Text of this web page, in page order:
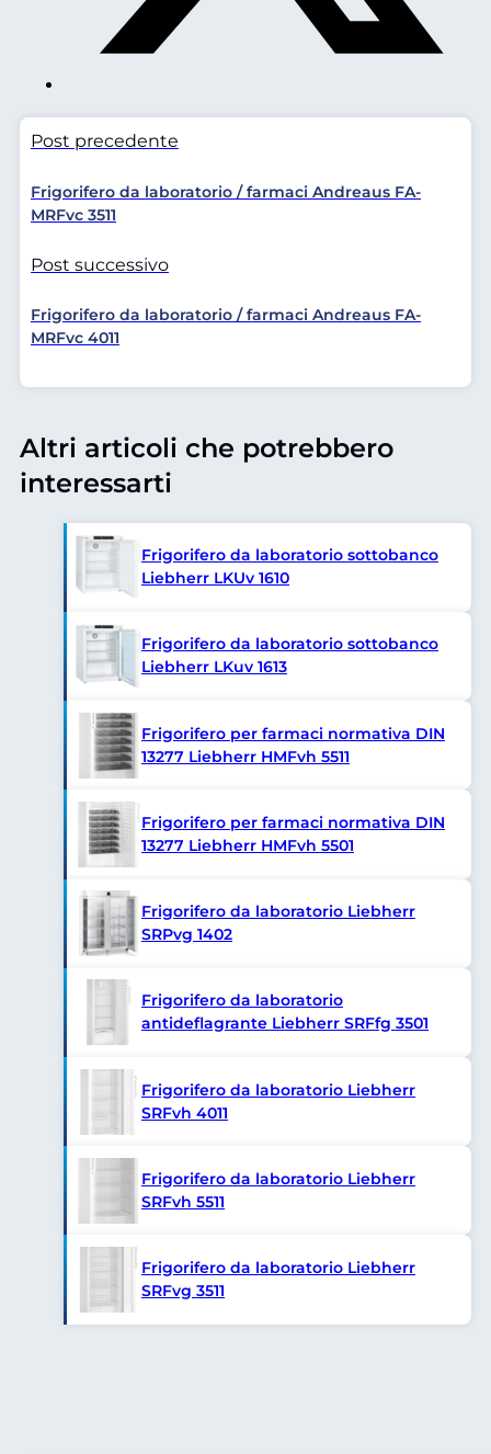
Post precedente
Frigorifero da laboratorio / farmaci Andreaus FA-
MRFvc 3511
Post successivo
Frigorifero da laboratorio / farmaci Andreaus FA-
MRFvc 4011
Altri articoli che potrebbero
interessarti
Frigorifero da laboratorio sottobanco
Liebherr LKUv 1610
Frigorifero da laboratorio sottobanco
Liebherr LKuv 1613
Frigorifero per farmaci normativa DIN
13277 Liebherr HMFvh 5511
Frigorifero per farmaci normativa DIN
13277 Liebherr HMFvh 5501
Frigorifero da laboratorio Liebherr
SRPvg 1402
Frigorifero da laboratorio
antideflagrante Liebherr SRFfg 3501
Frigorifero da laboratorio Liebherr
SRFvh 4011
Frigorifero da laboratorio Liebherr
SRFvh 5511
Frigorifero da laboratorio Liebherr
SRFvg 3511